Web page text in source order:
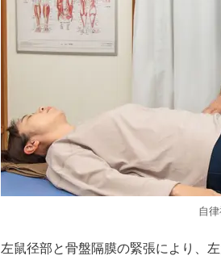
自
左鼠径部と骨盤隔膜の緊張により、